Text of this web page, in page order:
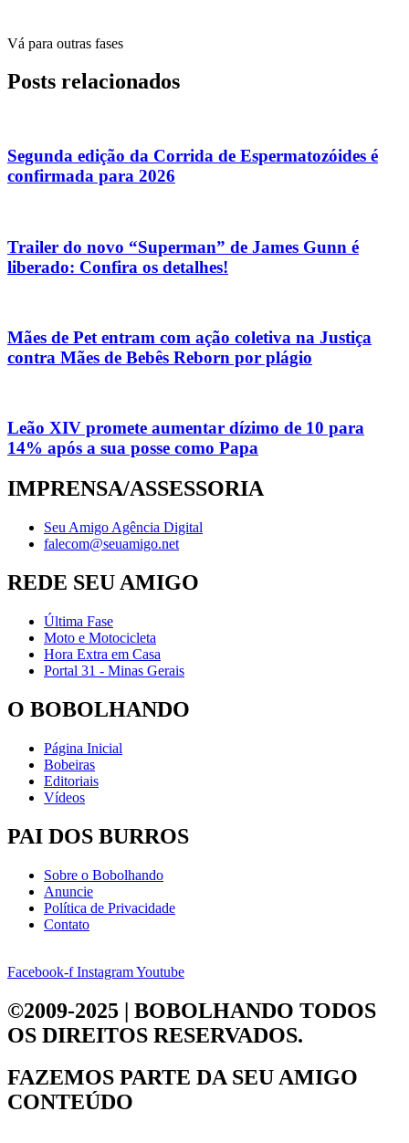
Vá para outras fases
Posts relacionados
Segunda edição da Corrida de Espermatozóides é
confirmada para 2026
Trailer do novo “Superman” de James Gunn é
liberado: Confira os detalhes!
Mães de Pet entram com ação coletiva na Justiça
contra Mães de Bebês Reborn por plágio
Leão XIV promete aumentar dízimo de 10 para
14% após a sua posse como Papa
IMPRENSA/ASSESSORIA
Seu Amigo Agência Digital
falecom@seuamigo.net
REDE SEU AMIGO
Última Fase
Moto e Motocicleta
Hora Extra em Casa
Portal 31 - Minas Gerais
O BOBOLHANDO
Página Inicial
Bobeiras
Editoriais
Vídeos
PAI DOS BURROS
Sobre o Bobolhando
Anuncie
Política de Privacidade
Contato
Facebook-f InstagramYoutube
©2009-2025 | BOBOLHANDO TODOS
OS DIREITOS RESERVADOS.
FAZEMOS PARTE DA SEU AMIGO
CONTEÚDO